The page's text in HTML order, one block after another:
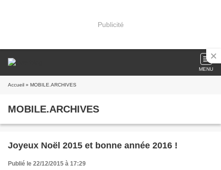
Publicité
MENU
Accueil » MOBILE.ARCHIVES
MOBILE.ARCHIVES
Joyeux Noël 2015 et bonne année 2016 !
Publié le 22/12/2015 à 17:29